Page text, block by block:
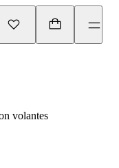
volantes